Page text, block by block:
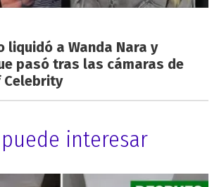
liquidó a Wanda Nara y
pasó tras las cámaras de
Celebrity
puede interesar